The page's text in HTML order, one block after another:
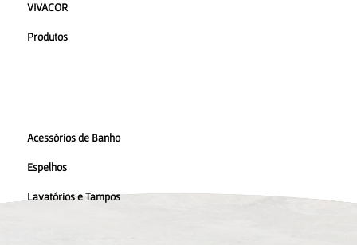
VIVACOR
Produtos
Acessórios de Banho
Espelhos
Lavatórios e Tampos